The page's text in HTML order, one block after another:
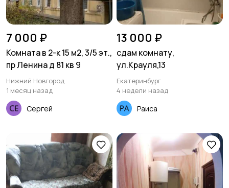
7 000 ₽
Комната в 2-к 15 м2, 3/5 эт.,
пр Ленина д 81 кв 9
Нижний Новгород
1 месяц назад
Сергей
13 000 ₽
сдам комнату,
ул.Крауля,13
Екатеринбург
4 недели назад
Раиса